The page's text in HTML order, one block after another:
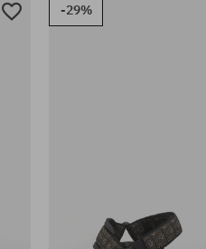
-29%